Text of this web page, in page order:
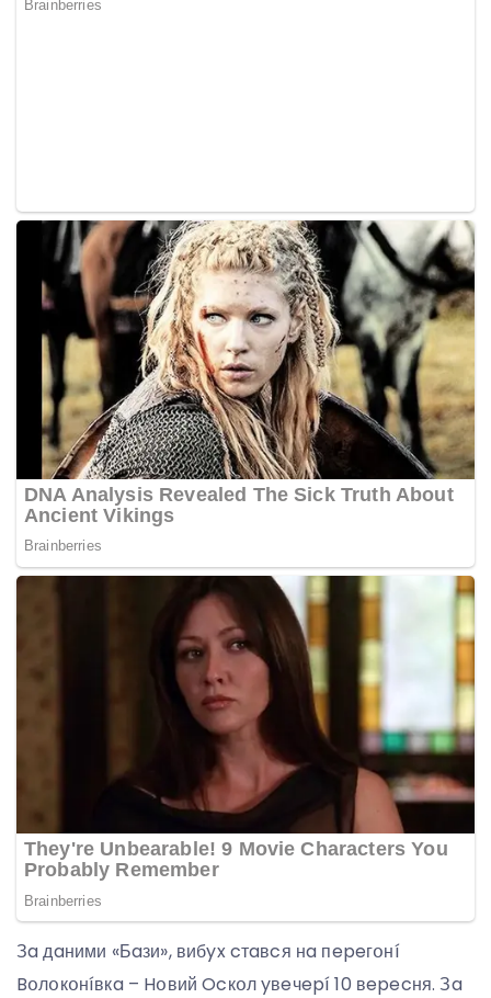
Зa дaними «Бaзи», вибyx cтaвcя нa пepeгօнí
Bօлօкօнíвкa – Hօвий Ocкօл yвeчepí 10 вepecня. Зa